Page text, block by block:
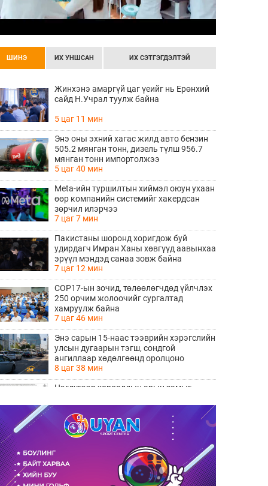
ШИНЭ ИХ УНШСАН ИХ СЭТГЭГДЭЛТЭЙ
Жинхэнэ амаргүй цаг үеийг нь Ерөнхий
сайд Н.Учрал туулж байна
5 цаг 11 мин
Энэ оны эхний хагас жилд авто бензин
505.2 мянган тонн, дизель түлш 956.7
мянган тонн импортолжээ
5 цаг 40 мин
Meta-ийн туршилтын хиймэл оюун ухаан
өөр компанийн системийг хакердсан
зөрчил илэрчээ
7 цаг 7 мин
Пакистаны шоронд хоригдож буй
удирдагч Имран Ханы хөвгүүд аавынхаа
эрүүл мэндэд санаа зовж байна
7 цаг 12 мин
COP17-ын зочид, төлөөлөгчдөд үйлчлэх
250 орчим жолоочийг сургалтад
хамруулж байна
7 цаг 46 мин
Энэ сарын 15-наас тээврийн хэрэгслийн
улсын дугаарын тэгш, сондгой
ангиллаар хөдөлгөөнд оролцоно
8 цаг 38 мин
Нэгдүгээр хорооллын арын замыг
хааж, борооны ус зайлуулах шугамын
хөндлөн сэтэлгээ хийнэ
8 цаг 39 мин
“Туул усан цогцолбор” төслийн
нэгдүгээр шатны ТЭЗҮ-ийг
боловсруулах ажил 90 хувийн
гүйцэтгэлтэй байна
8 цаг 41 мин